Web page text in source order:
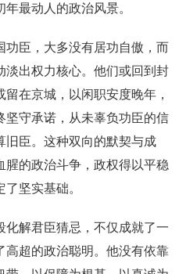
最动人的政治风景。
功臣，大多没有居功自傲，而
淡出权力核心。他们或回到封
在京城，以闲职安度晚年，
坚守承诺，从未辜负功臣的信
旧臣。这种双向的默契与成
的政治斗争，政权得以平稳
坚实基础。
解君臣猜忌，不仅成就了一
高超的政治聪明。他没有依靠